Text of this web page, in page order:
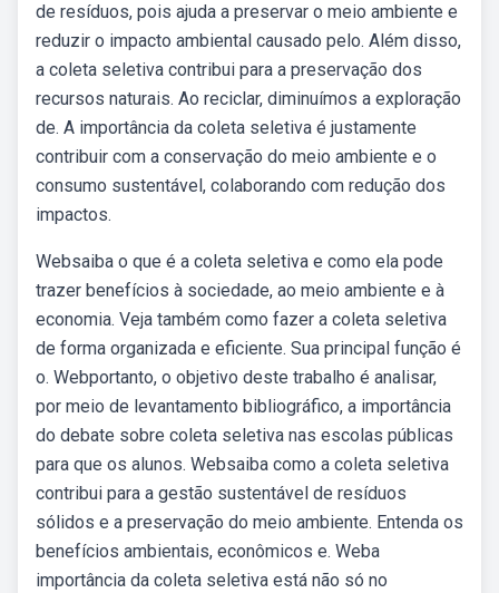
de resíduos, pois ajuda a preservar o meio ambiente e
reduzir o impacto ambiental causado pelo. Além disso,
a coleta seletiva contribui para a preservação dos
recursos naturais. Ao reciclar, diminuímos a exploração
de. A importância da coleta seletiva é justamente
contribuir com a conservação do meio ambiente e o
consumo sustentável, colaborando com redução dos
impactos.
Websaiba o que é a coleta seletiva e como ela pode
trazer benefícios à sociedade, ao meio ambiente e à
economia. Veja também como fazer a coleta seletiva
de forma organizada e eficiente. Sua principal função é
o. Webportanto, o objetivo deste trabalho é analisar,
por meio de levantamento bibliográfico, a importância
do debate sobre coleta seletiva nas escolas públicas
para que os alunos. Websaiba como a coleta seletiva
contribui para a gestão sustentável de resíduos
sólidos e a preservação do meio ambiente. Entenda os
benefícios ambientais, econômicos e. Weba
importância da coleta seletiva está não só no